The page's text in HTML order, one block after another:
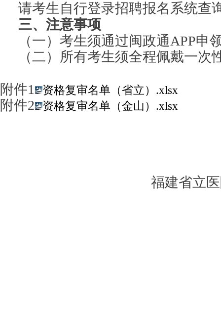
请考生自行登录招聘报名系统查
三、注意事项
（一）考生须通过闽政通APP申
（二）所有考生须全程佩戴一次
附件1 资格复审名单（省立）.xlsx
附件2 资格复审名单（金山）.xlsx
福建省立